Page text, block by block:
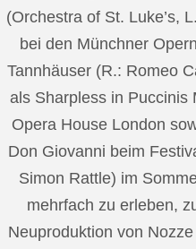
(Orchestra of St. Luke’s,
bei den Münchner
Tannhäuser (R.: Romeo
als Sharpless in Puccinis
Opera House London
Don Giovanni beim
Simon Rattle) im
mehrfach zu erleben,
Neuproduktion von